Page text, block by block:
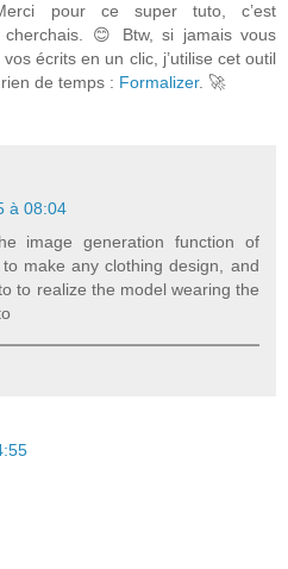
pour ce super tuto, c’est
😊 Btw, si jamais vous
écrits en un clic, j’utilise cet outil
de temps : Formalizer. 🚀
à 08:04
image generation function of
make any clothing design, and
to realize the model wearing the